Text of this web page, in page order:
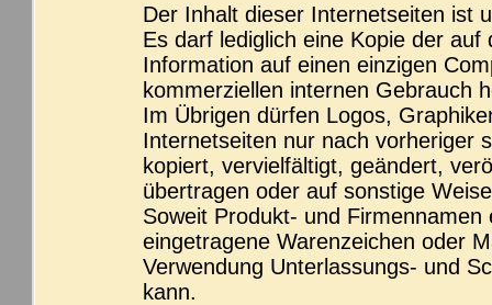
Der Inhalt dieser Internetseiten ist
Es darf lediglich eine Kopie der
Information auf einen einzigen
kommerziellen internen Gebrauch
Im Übrigen dürfen Logos,
Internetseiten nur nach vorheriger
kopiert, vervielfältigt, geändert,
übertragen oder auf sonstige
Soweit Produkt- und
eingetragene Warenzeichen oder
Verwendung Unterlassungs- und
kann.